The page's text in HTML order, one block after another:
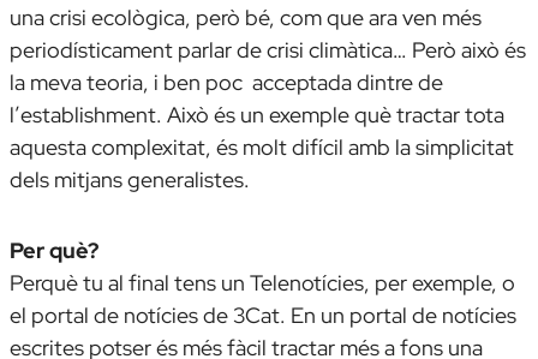
una crisi ecològica, però bé, com que ara ven més
periodísticament parlar de crisi climàtica… Però això és
la meva teoria, i ben poc acceptada dintre de
l’establishment. Això és un exemple què tractar tota
aquesta complexitat, és molt difícil amb la simplicitat
dels mitjans generalistes.
Per què?
Perquè tu al final tens un Telenotícies, per exemple, o
el portal de notícies de 3Cat. En un portal de notícies
escrites potser és més fàcil tractar més a fons una